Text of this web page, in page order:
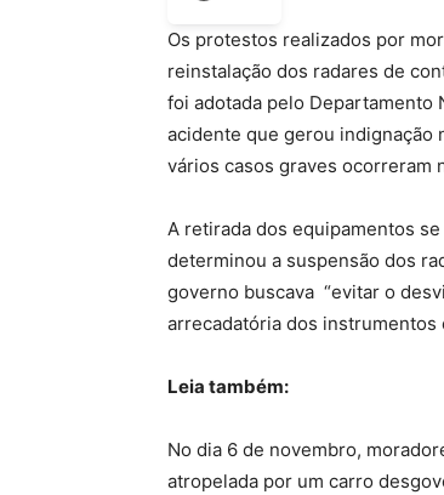
Os protestos realizados por
reinstalação dos radares de
foi adotada pelo Departamento
acidente que gerou indignação
vários casos graves ocorreram
A retirada dos equipamentos
determinou a suspensão dos
governo buscava “evitar o
arrecadatória dos instrumentos
Leia também:
No dia 6 de novembro,
atropelada por um carro